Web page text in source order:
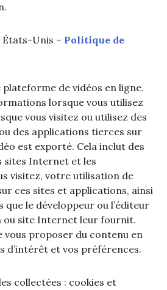
Unis – Politique de
de vidéos en ligne.
lorsque vous utilisez
vous visitez ou utilisez des
des applications tierces sur
est exporté. Cela inclut des
sites Internet et les
visitez, votre utilisation de
ces sites et applications, ainsi
le développeur ou l’éditeur
ou site Internet leur fournit.
vous proposer du contenu en
d’intérêt et vos préférences.
collectées : cookies et